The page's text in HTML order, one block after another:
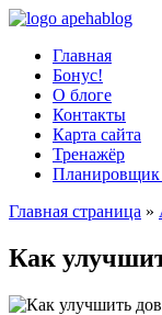
Главная
Бонус!
О блоге
Контакты
Карта сайта
Тренажёр
Планировщик
Главная страница »
Как